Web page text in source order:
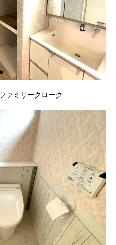
ァミリークローク